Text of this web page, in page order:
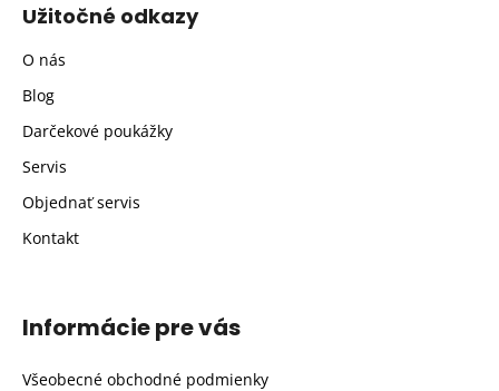
Užitočné odkazy
O nás
Blog
Darčekové poukážky
Servis
Objednať servis
Kontakt
Informácie pre vás
Všeobecné obchodné podmienky